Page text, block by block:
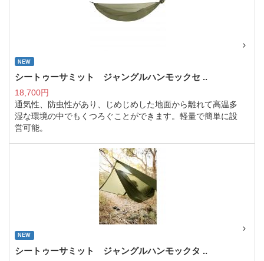
NEW
シートゥーサミット ジャングルハンモックセ ..
18,700円
通気性、防虫性があり、じめじめした地面から離れて高温多
湿な環境の中でもくつろぐことができます。軽量で簡単に設
営可能。
NEW
シートゥーサミット ジャングルハンモックタ ..